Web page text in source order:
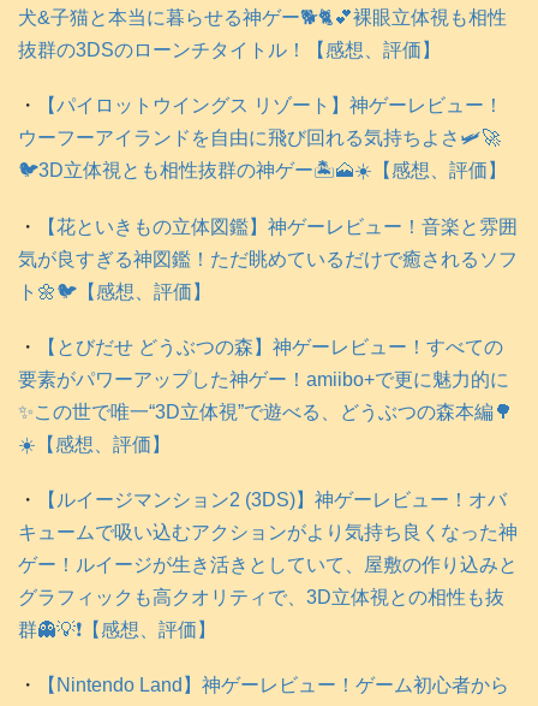
犬&子猫と本当に暮らせる神ゲー🐕️🐈️💕裸眼立体視も相性
抜群の3DSのローンチタイトル！【感想、評価】
・
【パイロットウイングス リゾート】神ゲーレビュー！
ウーフーアイランドを自由に飛び回れる気持ちよさ🛩️🚀
🐦️3D立体視とも相性抜群の神ゲー🏝️🗻☀️【感想、評価】
・
【花といきもの立体図鑑】神ゲーレビュー！音楽と雰囲
気が良すぎる神図鑑！ただ眺めているだけで癒されるソフ
ト🌼🐦️【感想、評価】
・
【とびだせ どうぶつの森】神ゲーレビュー！すべての
要素がパワーアップした神ゲー！amiibo+で更に魅力的に
✨この世で唯一“3D立体視”で遊べる、どうぶつの森本編🌳
☀️【感想、評価】
・
【ルイージマンション2 (3DS)】神ゲーレビュー！オバ
キュームで吸い込むアクションがより気持ち良くなった神
ゲー！ルイージが生き活きとしていて、屋敷の作り込みと
グラフィックも高クオリティで、3D立体視との相性も抜
群👻💡❗️【感想、評価】
・
【Nintendo Land】神ゲーレビュー！ゲーム初心者から